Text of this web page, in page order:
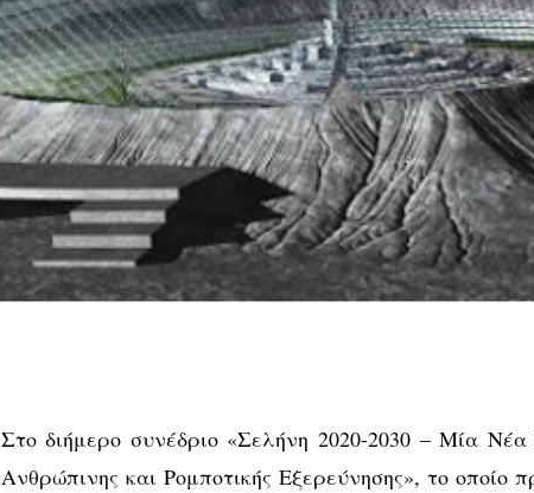
Στο διήμερο συνέδριο «Σελήνη 2020-2030 – Μία Νέα
Ανθρώπινης και Ρομποτικής Εξερεύνησης», το οποίο